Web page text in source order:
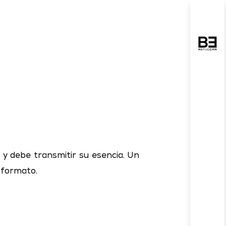
debe transmitir su esencia. Un
formato.